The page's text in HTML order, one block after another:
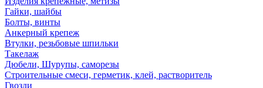
Гайки, шайбы
Болты, винты
Анкерный крепеж
Втулки, резьбовые шпильки
Такелаж
Дюбели, Шурупы, саморезы
Строительные смеси, герметик, клей, растворитель
Гвозди